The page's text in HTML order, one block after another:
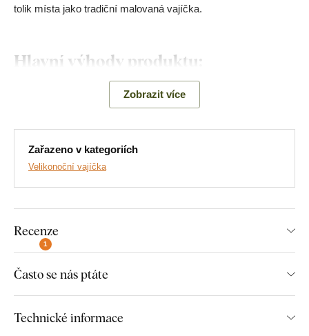
tolik místa jako tradiční malovaná vajíčka.
Hlavní výhody produktu:
Populární motiv květů
Ekologická výroba z dřeva
Ideální dárek pro děti
Co najdete v balení?
Dřevěné velikonoční kraslice - Sada 4 ks
Zobrazit více
Zařazeno v kategoriích
Velikonoční vajíčka
Recenze
1
Často se nás ptáte
Technické informace